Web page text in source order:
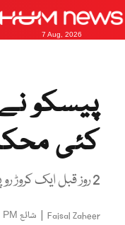
7 Aug, 2026
پیسکو
کئی
2 روز قبل ایک کروڑ روپے بجلی بل ادا کر چکے ہیں،ایڈمنسٹریشن ڈیپارٹمنٹ:ترجمان پیسکو کا مؤقف دینے سے گریز
Faisal Zaheer
| شائع